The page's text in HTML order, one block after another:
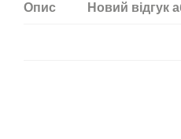
Опис Новий відгук